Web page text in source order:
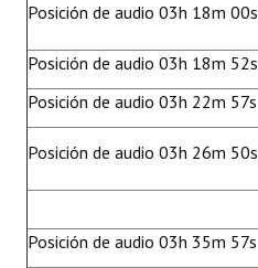
Posición de audio 03h 18m 00s
Posición de audio 03h 18m 52s
Posición de audio 03h 22m 57s
Posición de audio 03h 26m 50s
Posición de audio 03h 35m 57s